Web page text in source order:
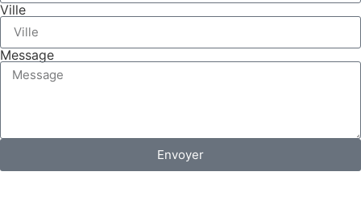
Ville
Message
Envoyer